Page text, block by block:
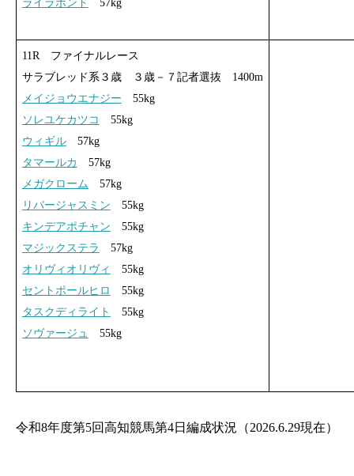
ライラボンド 57kg
11R ファイナルレース
サラブレッド系３歳 ３歳－７記者選抜 1400m
メイジョウエナジー 55kg
ソレユケカツコ
55kg
ウィギル57kg
タマールカ
57kg
メガクローム 57kg
リバージャスミン 55kg
キンデアポチャン 55kg
マジックステラ
57kg
オリヴィオリヴィ
55kg
セントポールヒロ
55kg
タスクディライト
55kg
ソヴァージュ
55kg
令和8年度第5回高知競馬第4日編成状況（2026.6.29現在）